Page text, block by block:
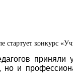
стартует конкурс
но и